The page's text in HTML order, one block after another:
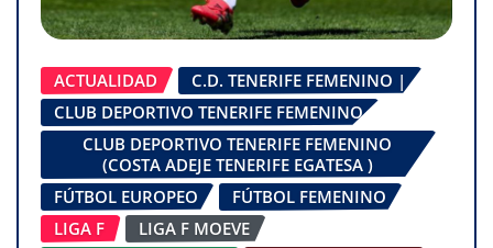
ACTUALIDAD
C.D. TENERIFE FEMENINO |
CLUB DEPORTIVO TENERIFE FEMENINO
CLUB DEPORTIVO TENERIFE FEMENINO
(COSTA ADEJE TENERIFE EGATESA )
FÚTBOL EUROPEO
FÚTBOL FEMENINO
LIGA F
LIGA F MOEVE